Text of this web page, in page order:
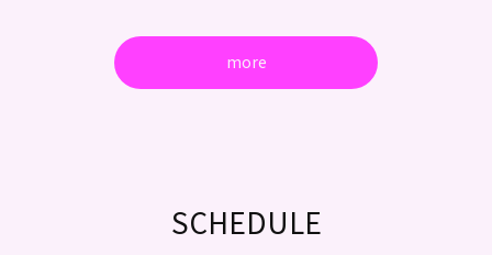
more
SCHEDULE